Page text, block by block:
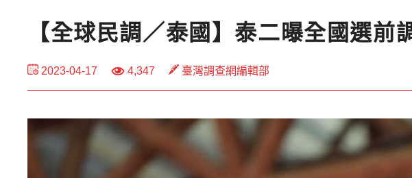
【全球民調／泰國】泰二曝全國選
2023-04-17 4,347 臺灣調查網編輯部